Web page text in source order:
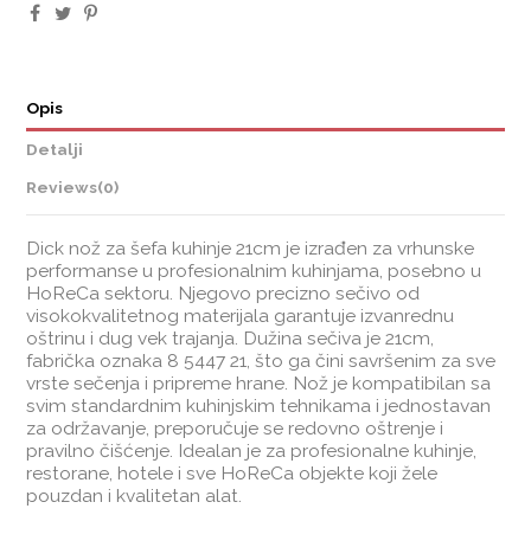
Opis
Detalji
Reviews(0)
Dick nož za šefa kuhinje 21cm je izrađen za vrhunske
performanse u profesionalnim kuhinjama, posebno u
HoReCa sektoru. Njegovo precizno sečivo od
visokokvalitetnog materijala garantuje izvanrednu
oštrinu i dug vek trajanja. Dužina sečiva je 21cm,
fabrička oznaka 8 5447 21, što ga čini savršenim za sve
vrste sečenja i pripreme hrane. Nož je kompatibilan sa
svim standardnim kuhinjskim tehnikama i jednostavan
za održavanje, preporučuje se redovno oštrenje i
pravilno čišćenje. Idealan je za profesionalne kuhinje,
restorane, hotele i sve HoReCa objekte koji žele
pouzdan i kvalitetan alat.